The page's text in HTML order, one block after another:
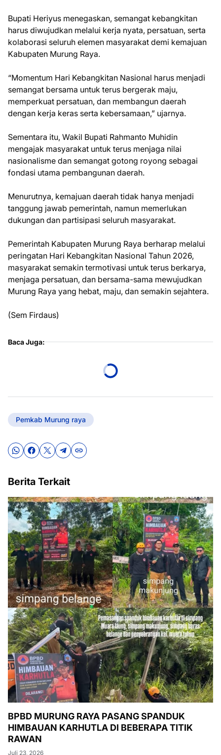
Bupati Heriyus menegaskan, semangat kebangkitan
harus diwujudkan melalui kerja nyata, persatuan, serta
kolaborasi seluruh elemen masyarakat demi kemajuan
Kabupaten Murung Raya.
“Momentum Hari Kebangkitan Nasional harus menjadi
semangat bersama untuk terus bergerak maju,
memperkuat persatuan, dan membangun daerah
dengan kerja keras serta kebersamaan,” ujarnya.
Sementara itu, Wakil Bupati Rahmanto Muhidin
mengajak masyarakat untuk terus menjaga nilai
nasionalisme dan semangat gotong royong sebagai
fondasi utama pembangunan daerah.
Menurutnya, kemajuan daerah tidak hanya menjadi
tanggung jawab pemerintah, namun memerlukan
dukungan dan partisipasi seluruh masyarakat.
Pemerintah Kabupaten Murung Raya berharap melalui
peringatan Hari Kebangkitan Nasional Tahun 2026,
masyarakat semakin termotivasi untuk terus berkarya,
menjaga persatuan, dan bersama-sama mewujudkan
Murung Raya yang hebat, maju, dan semakin sejahtera.
(Sem Firdaus)
Baca Juga:
Pemkab Murung raya
Berita Terkait
BPBD MURUNG RAYA PASANG SPANDUK
HIMBAUAN KARHUTLA DI BEBERAPA TITIK
RAWAN
Juli 23, 2026